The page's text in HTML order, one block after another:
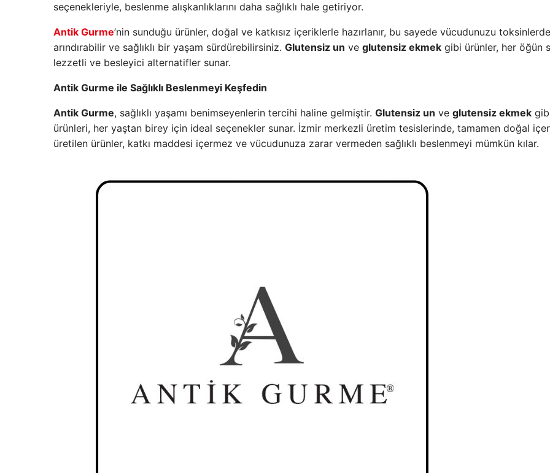
seçenekleriyle, beslenme alışkanlıklarını daha sağlıklı hale getiriyor.
Antik Gurme’nin sunduğu ürünler, doğal ve katkısız içeriklerle hazırlanır, bu sayede vücudunuzu
arındırabilir ve sağlıklı bir yaşam sürdürebilirsiniz. Glutensiz un ve glutensiz ekmek gibi ürünler, her öğün
lezzetli ve besleyici alternatifler sunar.
Antik Gurme ile Sağlıklı Beslenmeyi Keşfedin
Antik Gurme, sağlıklı yaşamı benimseyenlerin tercihi haline gelmiştir. Glutensiz un ve glutensiz ekmek
ürünleri, her yaştan birey için ideal seçenekler sunar. İzmir merkezli üretim tesislerinde, tamamen doğal
üretilen ürünler, katkı maddesi içermez ve vücudunuza zarar vermeden sağlıklı beslenmeyi mümkün kılar.